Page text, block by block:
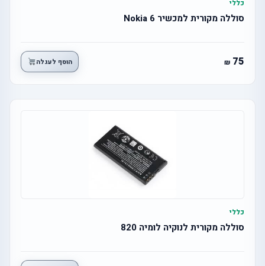
כללי
סוללה מקורית למכשיר Nokia 6
75 הוסף לעגלה
כללי
סוללה מקורית לנוקיה לומיה 820